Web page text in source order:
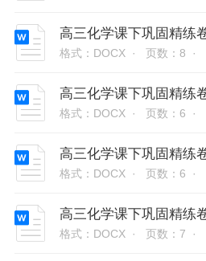
格式：DOCX · 页数：8 ·
格式：DOCX · 页数：6 ·
格式：DOCX · 页数：6 ·
格式：DOCX · 页数：7 ·